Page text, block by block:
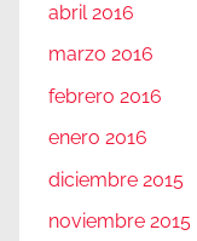
abril 2016
marzo 2016
febrero 2016
enero 2016
diciembre 2015
noviembre 2015